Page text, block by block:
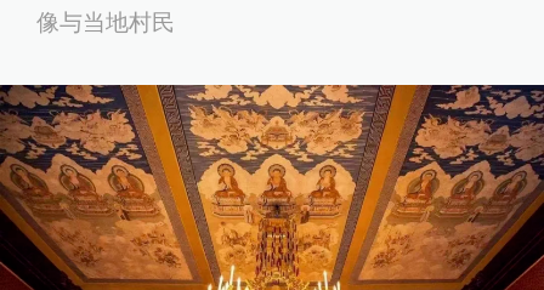
像与当地村民